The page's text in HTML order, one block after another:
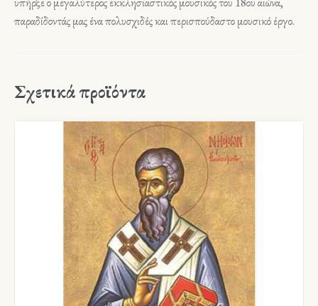
παραδίδοντάς μας ένα πολυσχιδές και περισπούδαστο μουσικό έργο.
Σχετικά προϊόντα